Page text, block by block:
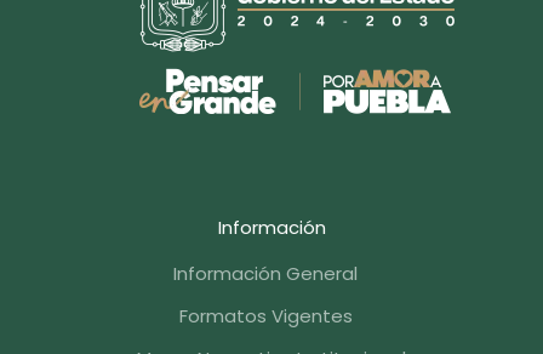
Información
Información General
Formatos Vigentes